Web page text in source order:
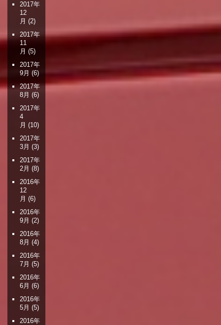
2017年
12
月 (2)
2017年
11
月 (5)
2017年
9月 (6)
2017年
8月 (6)
2017年
4
月 (10)
2017年
3月 (3)
2017年
2月 (8)
2016年
12
月 (6)
2016年
9月 (2)
2016年
8月 (4)
2016年
7月 (5)
2016年
6月 (6)
2016年
5月 (5)
2016年